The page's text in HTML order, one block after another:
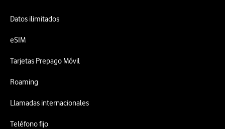
Datos ilimitados
eSIM
Tarjetas Prepago Móvil
Roaming
Llamadas internacionales
Teléfono fijo